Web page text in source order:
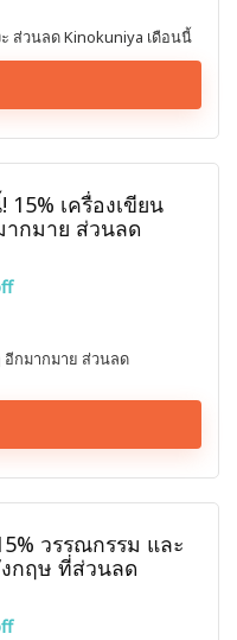
ส่วนลด Kinokuniya เดือนนี้
เครื่องเขียน
กมาย ส่วนลด
อีกมากมาย ส่วนลด
วรรณกรรม และ
กฤษ ที่ส่วนลด